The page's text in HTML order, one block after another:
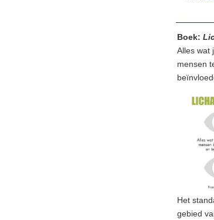
Boek:
Alles wat
mensen
Het
gebied